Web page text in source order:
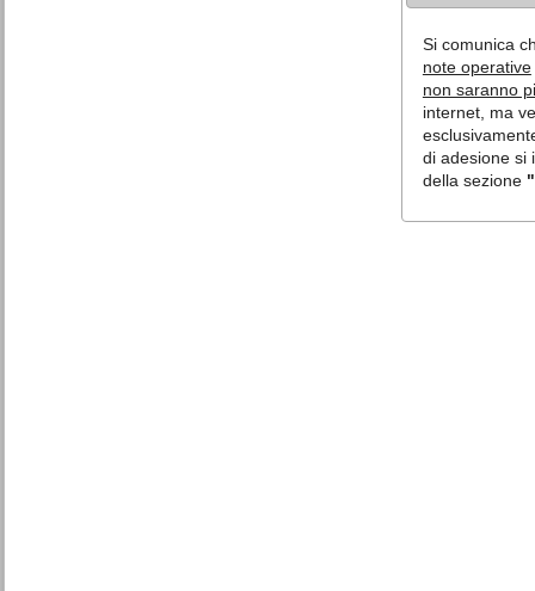
Si comunica
note operative
non saranno
internet, ma
di adesione si
della sezione